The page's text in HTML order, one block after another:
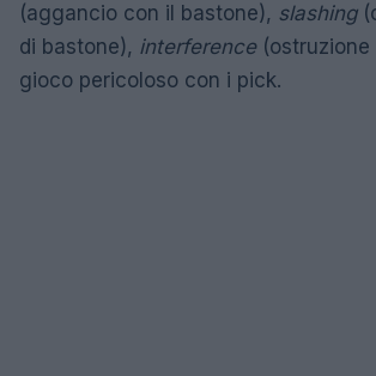
(aggancio con il bastone), slashing
di bastone), interference(ostruzione
gioco pericoloso con i pick.